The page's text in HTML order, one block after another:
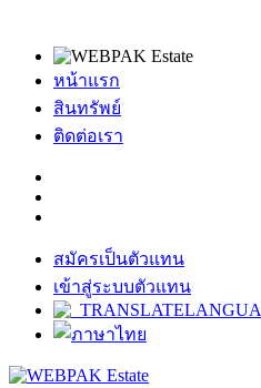
หน้าแรก
สินทรัพย์
ติดต่อเรา
สมัครเป็นตัวแทน
เข้าสู่ระบบตัวแทน